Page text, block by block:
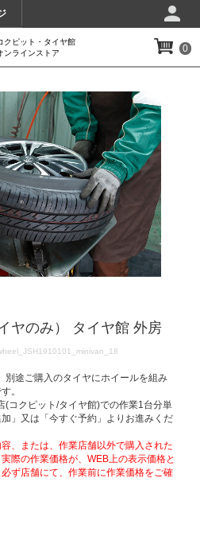
クピット・タイヤ館
ンラインストア
0
ヤのみ） タイヤ館 外房
別途ご購入のタイヤにホイールを組み
。
(コクピット/タイヤ館)での作業1台分単
」又は「今すぐ予約」よりお進みくだ
、または、作業店舗以外で購入された
際の作業価格が、WEB上の表示価格と
ず店舗にて、作業前に作業価格をご確